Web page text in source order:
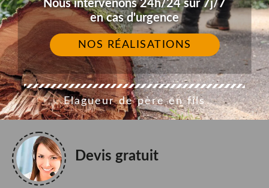
Nous intervenons 24h/24 sur 7j/7
en cas d'urgence
NOS RÉALISATIONS
Elagueur de père en fils
Devis gratuit